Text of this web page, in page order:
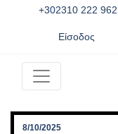
+302310 222 962
Είσοδος
8/10/2025